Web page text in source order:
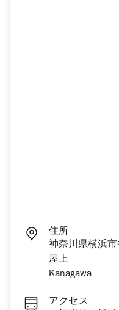
住所
神奈川県横浜
屋上
Kanagawa
アクセス